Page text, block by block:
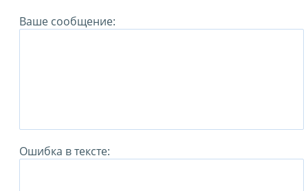
Ваше сообщение:
Ошибка в тексте: